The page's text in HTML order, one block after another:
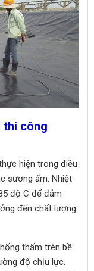
thi công
hiện trong điều
sương ẩm. Nhiệt
độ C để đảm
đến chất lượng
thấm trên bề
độ chịu lực.